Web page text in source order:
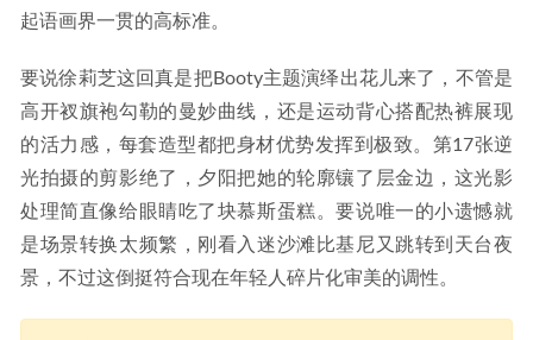
起语画界一贯的高标准。
要说徐莉芝这回真是把Booty主题演绎出花儿来了，不管是
高开衩旗袍勾勒的曼妙曲线，还是运动背心搭配热裤展现
的活力感，每套造型都把身材优势发挥到极致。第17张逆
光拍摄的剪影绝了，夕阳把她的轮廓镶了层金边，这光影
处理简直像给眼睛吃了块慕斯蛋糕。要说唯一的小遗憾就
是场景转换太频繁，刚看入迷沙滩比基尼又跳转到天台夜
景，不过这倒挺符合现在年轻人碎片化审美的调性。